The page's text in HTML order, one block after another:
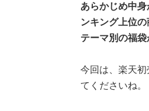
あらかじめ中
ンキング上位
テーマ別の福袋
今回は、楽天
てくださいね。